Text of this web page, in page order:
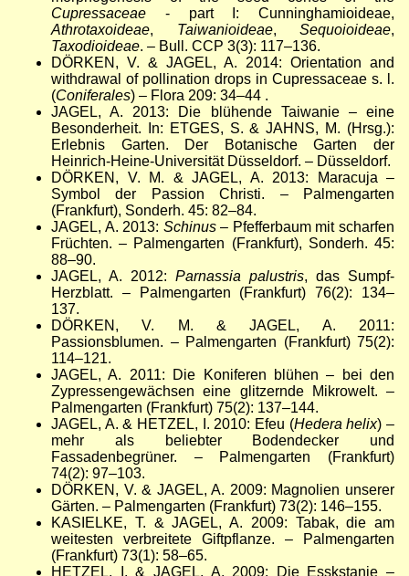
Cupressaceae - part I: Cunninghamioideae,
Athrotaxoideae, Taiwanioideae, Sequoioideae,
Taxodioideae. – Bull. CCP 3(3): 117–136.
DÖRKEN, V. & JAGEL, A. 2014: Orientation and
withdrawal of pollination drops in Cupressaceae s. l.
(Coniferales) – Flora 209: 34–44 .
JAGEL, A. 2013: Die blühende Taiwanie – eine
Besonderheit. In: ETGES, S. & JAHNS, M. (Hrsg.):
Erlebnis Garten. Der Botanische Garten der
Heinrich-Heine-Universität Düsseldorf. – Düsseldorf.
DÖRKEN, V. M. & JAGEL, A. 2013: Maracuja –
Symbol der Passion Christi. – Palmengarten
(Frankfurt), Sonderh. 45: 82–84.
JAGEL, A. 2013: Schinus– Pfefferbaum mit scharfen
Früchten. – Palmengarten (Frankfurt), Sonderh. 45:
88–90.
JAGEL, A. 2012: Parnassia palustris, das Sumpf-
Herzblatt. –Palmengarten (Frankfurt) 76(2): 134–
137.
DÖRKEN, V. M. & JAGEL, A. 2011:
Passionsblumen. –Palmengarten (Frankfurt) 75(2):
114–121.
JAGEL, A. 2011: Die Koniferen blühen – bei den
Zypressengewächsen eine glitzernde Mikrowelt. –
Palmengarten (Frankfurt) 75(2): 137–144.
JAGEL, A. & HETZEL, I. 2010: Efeu (Hedera helix)–
mehr als beliebter Bodendecker und
Fassadenbegrüner. – Palmengarten (Frankfurt)
74(2): 97–103.
DÖRKEN, V. & JAGEL, A. 2009: Magnolien unserer
Gärten. – Palmengarten (Frankfurt) 73(2): 146–155.
KASIELKE, T. & JAGEL, A. 2009: Tabak, die am
weitesten verbreitete Giftpflanze. – Palmengarten
(Frankfurt) 73(1): 58–65.
HETZEL, I. & JAGEL, A. 2009: Die Esskstanie –